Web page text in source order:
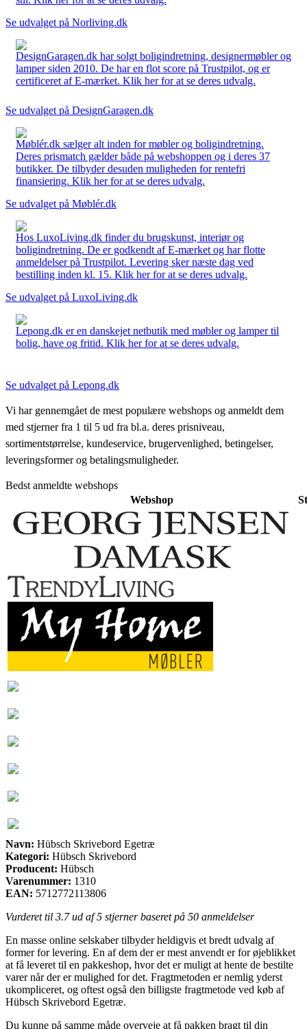
Se udvalget på Norliving.dk
DesignGaragen.dk har solgt boligindretning, designermøbler og
lamper siden 2010. De har en flot score på Trustpilot, og er
certificeret af E-mærket. Klik her for at se deres udvalg.
Se udvalget på DesignGaragen.dk
Møblér.dk sælger alt inden for møbler og boligindretning.
Deres prismatch gælder både på webshoppen og i deres 37
butikker. De tilbyder desuden muligheden for rentefri
finansiering. Klik her for at se deres udvalg.
Se udvalget på Møblér.dk
Hos LuxoLiving.dk finder du brugskunst, interiør og
boligindretning. De er godkendt af E-mærket og har flotte
anmeldelser på Trustpilot. Levering sker næste dag ved
bestilling inden kl. 15. Klik her for at se deres udvalg.
Se udvalget på LuxoLiving.dk
Lepong.dk er en danskejet netbutik med møbler og lamper til
bolig, have og fritid. Klik her for at se deres udvalg.
Se udvalget på Lepong.dk
Vi har gennemgået de mest populære webshops og anmeldt dem
med stjerner fra 1 til 5 ud fra bl.a. deres prisniveau,
sortimentstørrelse, kundeservice, brugervenlighed, betingelser,
leveringsformer og betalingsmuligheder.
Bedst anmeldte webshops
Webshop
Navn: Hübsch Skrivebord Egetræ
Kategori: Hübsch Skrivebord
Producent: Hübsch
Varenummer: 1310
EAN: 5712772113806
Vurderet til 3.7ud af 5 stjerner baseret på 50 anmeldelser
En masse online selskaber tilbyder heldigvis et bredt udvalg af
former for levering. En af dem der er mest anvendt er for øjeblikket
at få leveret til en pakkeshop, hvor det er muligt at hente de bestilte
varer når der er mulighed for det. Fragtmetoden er nemlig yderst
ukompliceret, og oftest også den billigste fragtmetode ved køb af
Hübsch Skrivebord Egetræ.
Du kunne på samme måde overveje at få pakken bragt til din